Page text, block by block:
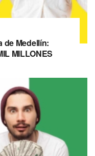
de Medellín:
MILLONES